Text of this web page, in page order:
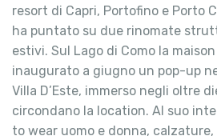
resort di Capri, Portofino e Porto
ha puntato su due rinomate
estivi. Sul Lago di Como la
inaugurato a giugno un pop-up
Villa D’Este, immerso negli oltre
circondano la location. Al suo
to wear uomo e donna,